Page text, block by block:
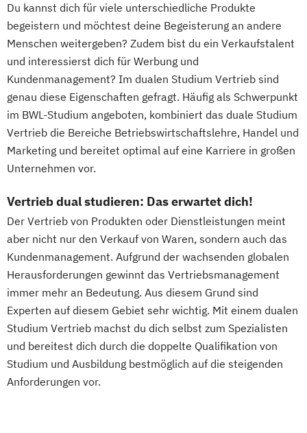
Prozessmanagement
Systems Engineering
Technische Informatik
Technischer Vertrieb
Wirtschaftsingenieurwesen
Wirtschaftsingenieurwesen-Industrie
Du kannst dich für viele unterschiedliche Produkte
begeistern und möchtest deine Begeisterung an andere
Menschen weitergeben? Zudem bist du ein Verkaufstalent
und interessierst dich für Werbung und
Kundenmanagement? Im dualen Studium Vertrieb sind
genau diese Eigenschaften gefragt. Häufig als Schwerpunkt
im BWL-Studium angeboten, kombiniert das duale Studium
Vertrieb die Bereiche Betriebswirtschaftslehre, Handel und
Marketing und bereitet optimal auf eine Karriere in großen
Unternehmen vor.
Vertrieb dual studieren: Das erwartet dich!
Der Vertrieb von Produkten oder Dienstleistungen meint
aber nicht nur den Verkauf von Waren, sondern auch das
Kundenmanagement. Aufgrund der wachsenden globalen
Herausforderungen gewinnt das Vertriebsmanagement
immer mehr an Bedeutung. Aus diesem Grund sind
Experten auf diesem Gebiet sehr wichtig. Mit einem dualen
Studium Vertrieb machst du dich selbst zum Spezialisten
und bereitest dich durch die doppelte Qualifikation von
Studium und Ausbildung bestmöglich auf die steigenden
Anforderungen vor.